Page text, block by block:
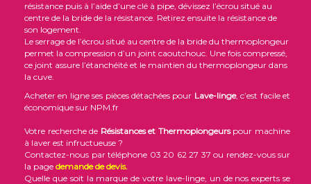
résistance puis à l’aide d’une clé à pipe, dévissez l’écrou situé au
centre de la bride de la résistance. Retirez ensuite la résistance de
son logement.
Le serrage de l’écrou situé au centre de la bride du thermoplongeur
permet la compression d’un joint caoutchouc. Une fois compressé,
ce joint assure l’étanchéité et le maintien du thermoplongeur dans
la cuve.
Acheter en ligne ses pièces détachées pour Lave-linge, c’est facile et
économique sur NPM.fr
Votre recherche de Résistances et Thermoplongeurspour machine
à laver est infructueuse ?
Contactez-nous par téléphone 03 20 62 27 37 ou rendez-vous sur
la page demande de devis.
Quelle que soit la marque de votre lave-linge, un de nos experts se